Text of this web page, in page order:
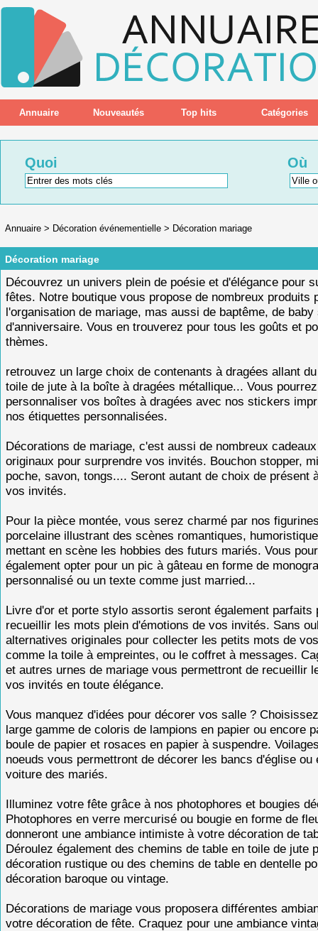
Annuaire Nouveautés Top hits Catégories
Quoi Où
Annuaire > Décoration événementielle > Décoration mariage
Décoration mariage
Découvrez un univers plein de poésie et d'élégance pour
fêtes. Notre boutique vous propose de nombreux produits
l'organisation de mariage, mas aussi de baptême, de baby
d'anniversaire. Vous en trouverez pour tous les goûts et
thèmes.
retrouvez un large choix de contenants à dragées allant
toile de jute à la boîte à dragées métallique... Vous pourrez
personnaliser vos boîtes à dragées avec nos stickers
nos étiquettes personnalisées.
Décorations de mariage, c'est aussi de nombreux
originaux pour surprendre vos invités. Bouchon stopper,
poche, savon, tongs.... Seront autant de choix de présent
vos invités.
Pour la pièce montée, vous serez charmé par nos
porcelaine illustrant des scènes romantiques,
mettant en scène les hobbies des futurs mariés. Vous
également opter pour un pic à gâteau en forme de
personnalisé ou un texte comme just married...
Livre d'or et porte stylo assortis seront également parfaits
recueillir les mots plein d'émotions de vos invités. Sans
alternatives originales pour collecter les petits mots de
comme la toile à empreintes, ou le coffret à messages.
et autres urnes de mariage vous permettront de recueillir
vos invités en toute élégance.
Vous manquez d'idées pour décorer vos salle ?
large gamme de coloris de lampions en papier ou encore
boule de papier et rosaces en papier à suspendre.
noeuds vous permettront de décorer les bancs d'église ou
voiture des mariés.
Illuminez votre fête grâce à nos photophores et bougies
Photophores en verre mercurisé ou bougie en forme de
donneront une ambiance intimiste à votre décoration de
Déroulez également des chemins de table en toile de jute
décoration rustique ou des chemins de table en dentelle
décoration baroque ou vintage.
Décorations de mariage vous proposera différentes
votre décoration de fête. Craquez pour une ambiance